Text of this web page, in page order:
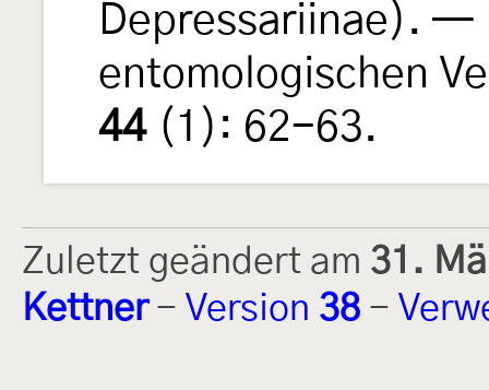
Depressariinae). —
entomologischen
44(1): 62-63.
Zuletzt geändert am 31.
Kettner- Version 38 -